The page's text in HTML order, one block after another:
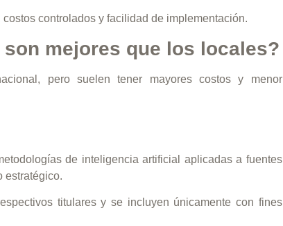
controlados y facilidad de implementación.
mejores que los locales?
pero suelen tener mayores costos y menor
de inteligencia artificial aplicadas a fuentes
estratégico.
titulares y se incluyen únicamente con fines